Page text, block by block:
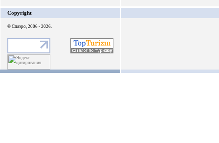
Copyright
© Спаэро, 2006 - 2026.